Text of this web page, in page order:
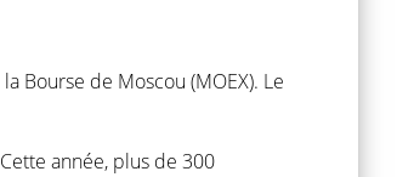
Bourse de Moscou (MOEX). Le
année, plus de 300